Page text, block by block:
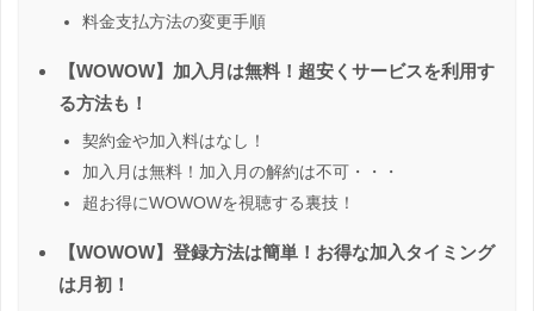
料金支払方法の変更手順
【WOWOW】加入月は無料！超安くサービスを利用す
る方法も！
契約金や加入料はなし！
加入月は無料！加入月の解約は不可・・・
超お得にWOWOWを視聴する裏技！
【WOWOW】登録方法は簡単！お得な加入タイミング
は月初！